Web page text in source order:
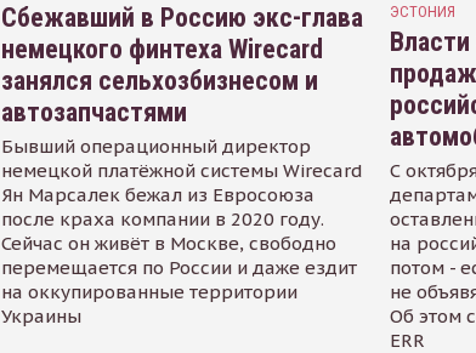
Сбежавший в Россию экс-глава
немецкого финтеха Wirecard
занялся сельхозбизнесом и
автозапчастями
Бывший операционный директор
немецкой платёжной системы Wirecard
Ян Марсалек бежал из Евросоюза
после краха компании в 2020 году.
Сейчас он живёт в Москве, свободно
перемещается по России и даже ездит
на оккупированные территории
Украины
ЭСТОНИЯ
С
на
потом -
не
Об этом
ERR